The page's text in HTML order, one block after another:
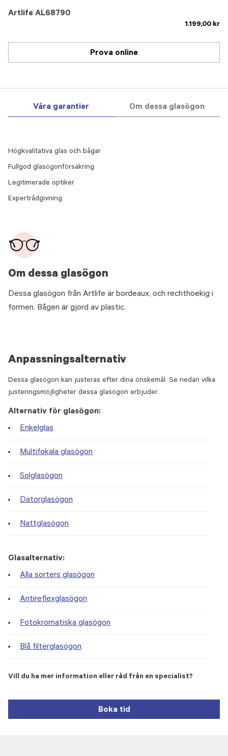
Artlife AL68790
1.199,00 kr
Prova online
Våra garantier Om dessa glasögon
Om dessa glasögon
Dessa glasögon från Artlife är bordeaux, och rechthoekig i
formen. Bågen är gjord av plastic.
Högkvalitativa glas och bågar
Fullgod glasögonförsäkring
Legitimerade optiker
Expertrådgivning
Anpassningsalternativ
Dessa glasögon kan justeras efter dina önskemål. Se nedan vilka
justeringsmöjligheter dessa glasögon erbjuder.
Alternativ för glasögon:
Enkelglas
Multifokala glasögon
Solglasögon
Datorglasögon
Nattglasögon
Glasalternativ:
Alla sorters glasögon
Antireflexglasögon
Fotokromatiska glasögon
Blå filterglasögon
Vill du ha mer information eller råd från en specialist?
Boka tid